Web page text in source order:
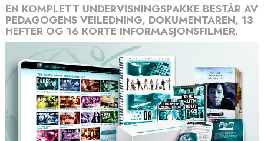
EN KOMPLETT UNDERVISNINGSPAKKE BESTÅR AV
PEDAGOGENS VEILEDNING, DOKUMENTAREN, 13
HEFTER OG 16 KORTE INFORMASJONSFILMER.